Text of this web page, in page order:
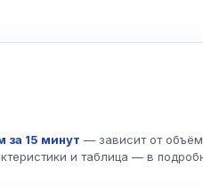
за 15 минут — зависит от
и таблица — в